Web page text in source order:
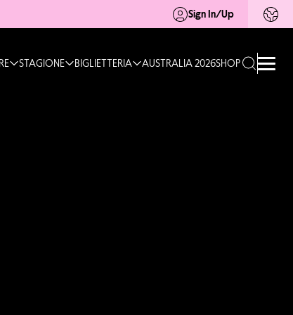
Sign In/Up
STAGIONE BIGLIETTERIA AUSTRALIA 2026SHOP